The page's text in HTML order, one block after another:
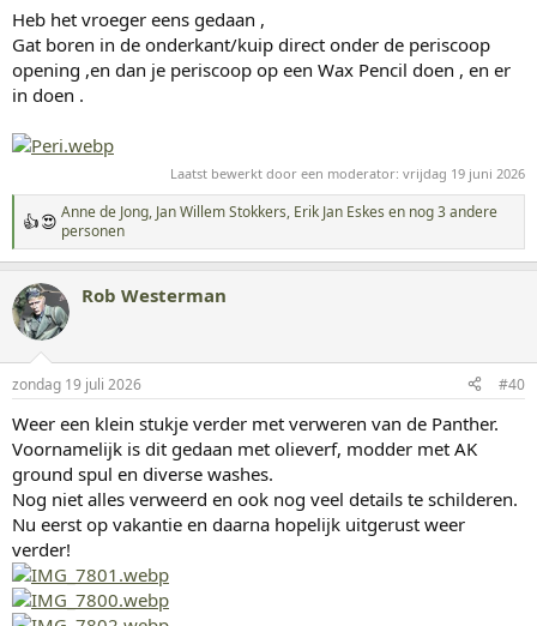
e
n
:
Heb het vroeger eens gedaan ,
Gat boren in de onderkant/kuip direct onder de periscoop
opening ,en dan je periscoop op een Wax Pencil doen , en er
in doen .
Laatst bewerkt door een moderator: vrijdag 19 juni 2026
W
a
a
r
d
e
i
n
g
e
n
Anne de Jong, Jan Willem Stokkers, Erik Jan Eskes en nog 3 andere
personen
Rob Westerman
zondag 19 juli 2026 #40
Weer een klein stukje verder met verweren van de Panther.
Voornamelijk is dit gedaan met olieverf, modder met AK
ground spul en diverse washes.
Nog niet alles verweerd en ook nog veel details te schilderen.
Nu eerst op vakantie en daarna hopelijk uitgerust weer
verder!